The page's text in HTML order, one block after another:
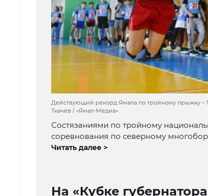
Действующий рекорд Ямала по тройному прыжку –
Ткачёв / «Ямал-Медиа»
Состязаниями по тройному
соревнования по северному
Читать далее >
На «Кубке